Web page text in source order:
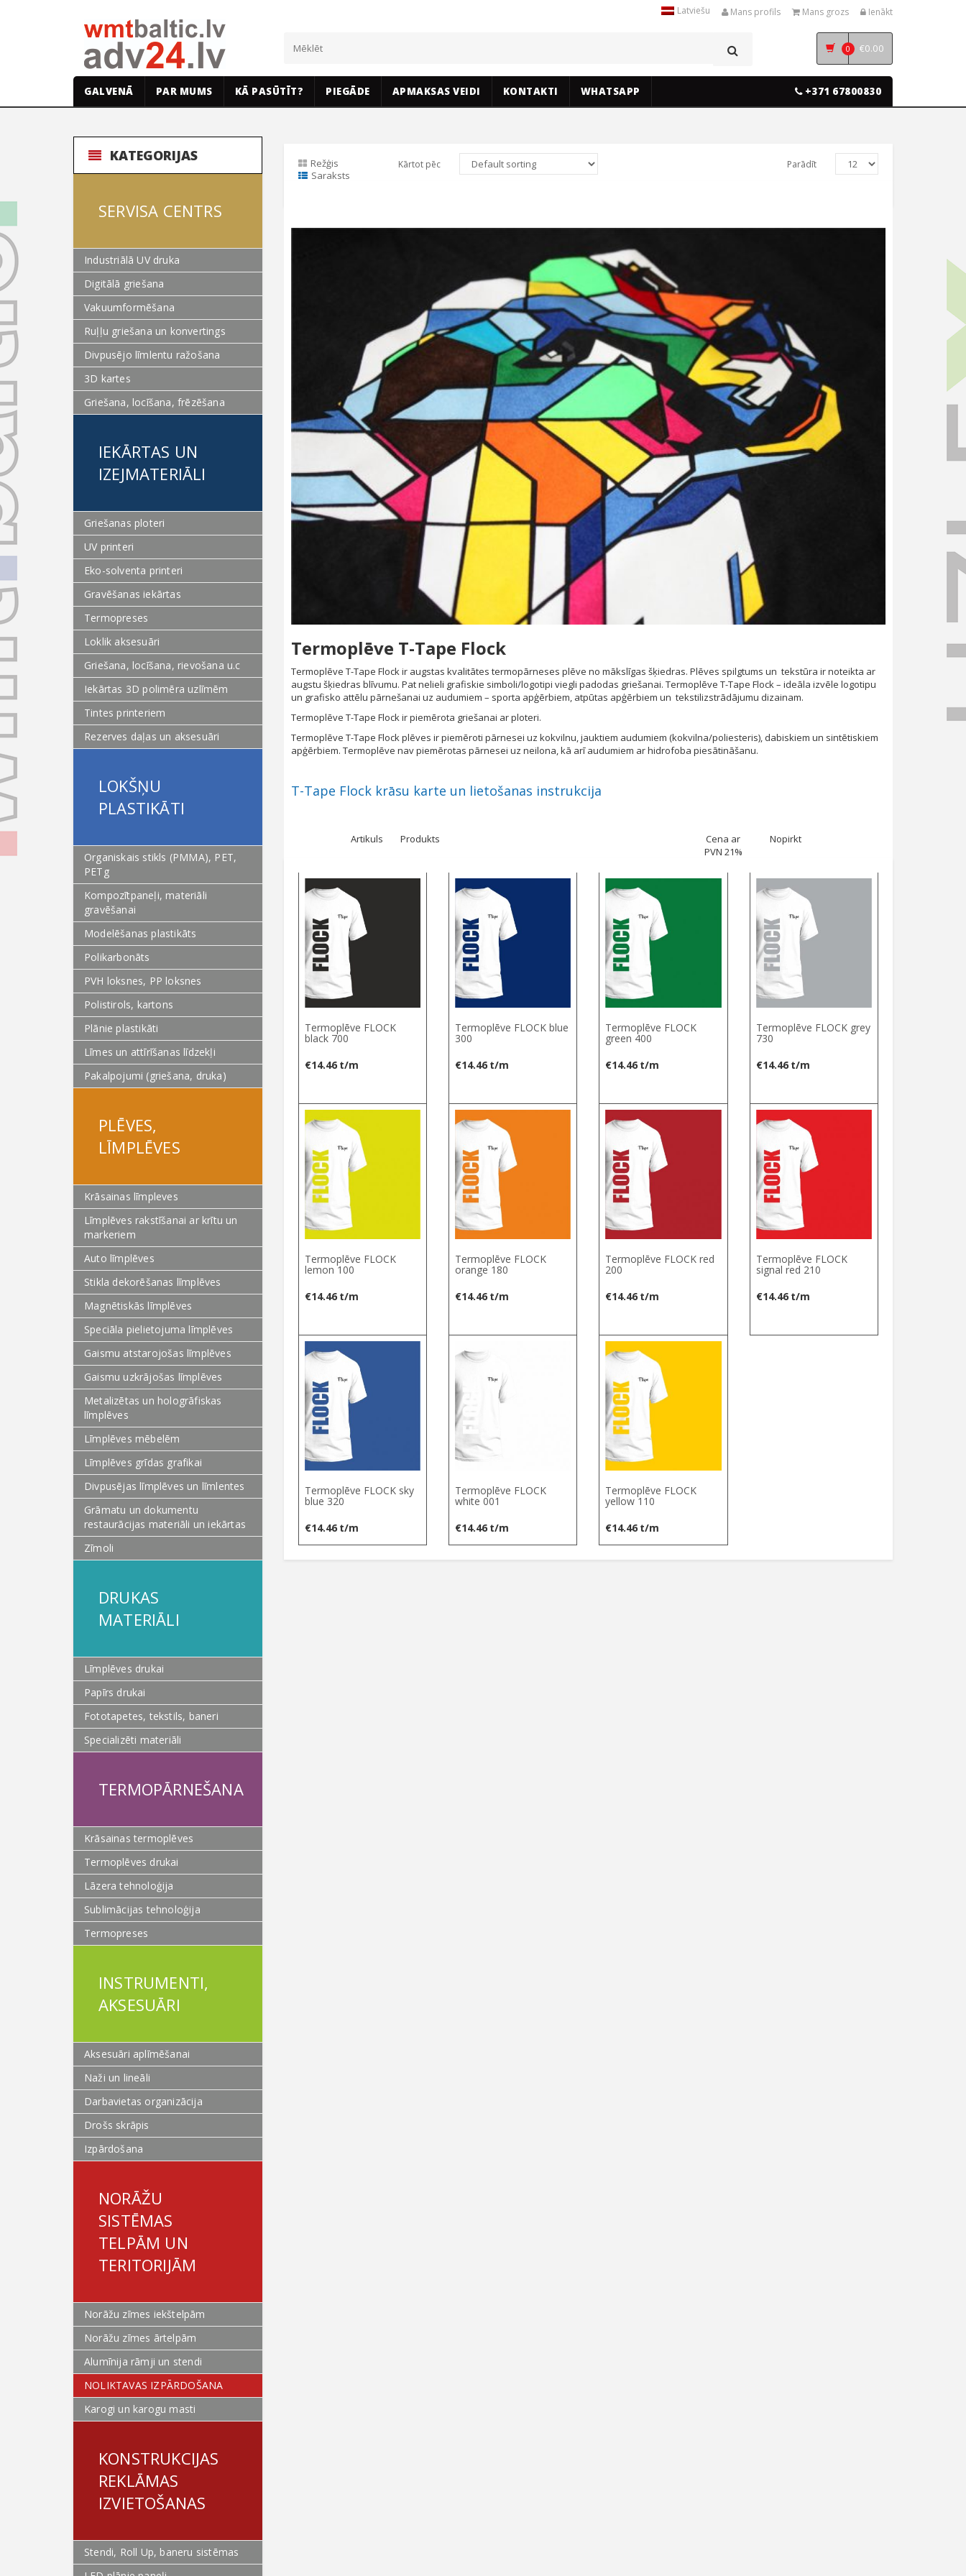
Latviešu Mans profils Mans grozs Ienākt
0 €0.00
GALVENĀ PAR MUMS KĀ PASŪTĪT? PIEGĀDE APMAKSAS VEIDI KONTAKTI WHATSAPP +371 67800830
KATEGORIJAS
SERVISA CENTRS
Industriālā UV druka
Digitālā griešana
Vakuumformēšana
Ruļļu griešana un konvertings
Divpusējo līmlentu ražošana
3D kartes
Griešana, locīšana, frēzēšana
IEKĀRTAS UN
IZEJMATERIĀLI
Griešanas ploteri
UV printeri
Eko-solventa printeri
Gravēšanas iekārtas
Termopreses
Loklik aksesuāri
Griešana, locīšana, rievošana u.c
Iekārtas 3D polimēra uzlīmēm
Tintes printeriem
Rezerves daļas un aksesuāri
LOKŠŅU
PLASTIKĀTI
Organiskais stikls (PMMA), PET,
PETg
Kompozītpaneļi, materiāli
gravēšanai
Modelēšanas plastikāts
Polikarbonāts
PVH loksnes, PP loksnes
Polistirols, kartons
Plānie plastikāti
Līmes un attīrīšanas līdzekļi
Pakalpojumi (griešana, druka)
PLĒVES,
LĪMPLĒVES
Krāsainas līmpleves
Līmplēves rakstīšanai ar krītu un
markeriem
Auto līmplēves
Stikla dekorēšanas līmplēves
Magnētiskās līmplēves
Speciāla pielietojuma līmplēves
Gaismu atstarojošas līmplēves
Gaismu uzkrājošas līmplēves
Metalizētas un hologrāfiskas
līmplēves
Līmplēves mēbelēm
Līmplēves grīdas grafikai
Divpusējas līmplēves un līmlentes
Grāmatu un dokumentu
restaurācijas materiāli un iekārtas
Zīmoli
DRUKAS
MATERIĀLI
Līmplēves drukai
Papīrs drukai
Fototapetes, tekstils, baneri
Specializēti materiāli
TERMOPĀRNEŠANA
Krāsainas termoplēves
Termoplēves drukai
Lāzera tehnoloģija
Sublimācijas tehnoloģija
Termopreses
INSTRUMENTI,
AKSESUĀRI
Aksesuāri aplīmēšanai
Naži un lineāli
Darbavietas organizācija
Drošs skrāpis
Izpārdošana
NORĀŽU
SISTĒMAS
TELPĀM UN
TERITORIJĀM
Norāžu zīmes iekštelpām
Norāžu zīmes ārtelpām
Alumīnija rāmji un stendi
NOLIKTAVAS IZPĀRDOŠANA
Karogi un karogu masti
KONSTRUKCIJAS
REKLĀMAS
IZVIETOŠANAS
Stendi, Roll Up, baneru sistēmas
Režģis
Saraksts
Kārtot pēc Parādīt
Termoplēve T-Tape Flock
Termoplēve T-Tape Flock ir augstas kvalitātes termopārneses plēve no mākslīgas šķiedras. Plēves spilgtums un tekstūra ir noteikta ar
augstu šķiedras blīvumu. Pat nelieli grafiskie simboli/logotipi viegli padodas griešanai. Termoplēve T-Tape Flock – ideāla izvēle logotipu
un grafisko attēlu pārnešanai uz audumiem – sporta apģērbiem, atpūtas apģērbiem un tekstilizstrādājumu dizainam.
Termoplēve T-Tape Flock ir piemērota griešanai ar ploteri.
Termoplēve T-Tape Flock plēves ir piemēroti pārnesei uz kokvilnu, jauktiem audumiem (kokvilna/poliesteris), dabiskiem un sintētiskiem
apģērbiem. Termoplēve nav piemērotas pārnesei uz neilona, kā arī audumiem ar hidrofoba piesātināšanu.
T-Tape Flock krāsu karte un lietošanas instrukcija
Artikuls Produkts
Cena ar
PVN 21%
Nopirkt
Termoplēve FLOCK
black 700
€14.46 t/m
Termoplēve FLOCK blue
300
€14.46 t/m
Termoplēve FLOCK
green 400
€14.46 t/m
Termoplēve FLOCK grey
730
€14.46 t/m
Termoplēve FLOCK
lemon 100
€14.46 t/m
Termoplēve FLOCK
orange 180
€14.46 t/m
Termoplēve FLOCK red
200
€14.46 t/m
Termoplēve FLOCK
signal red 210
€14.46 t/m
Termoplēve FLOCK sky
blue 320
€14.46 t/m
Termoplēve FLOCK
white 001
€14.46 t/m
Termoplēve FLOCK
yellow 110
€14.46 t/m